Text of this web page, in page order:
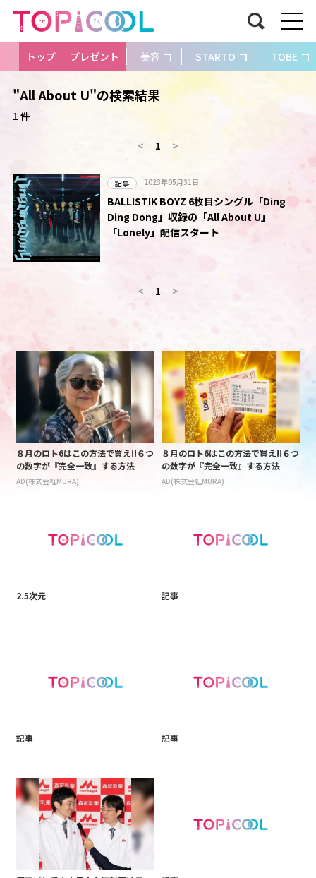
トップ プレゼント 美容 STARTO TOBE
"All About U"の検索結果
1 件
< 1 >
記事 2023年05月31日
BALLISTIK BOYZ 6枚目シングル「Ding
Ding Dong」収録の「All About U」
「Lonely」配信スタート
< 1 >
８月のロト6はこの方法で買え!!６つ
の数字が『完全一致』する方法
AD(株式会社MURA)
８月のロト6はこの方法で買え!!６つ
の数字が『完全一致』する方法
AD(株式会社MURA)
2.5次元 記事
記事 記事